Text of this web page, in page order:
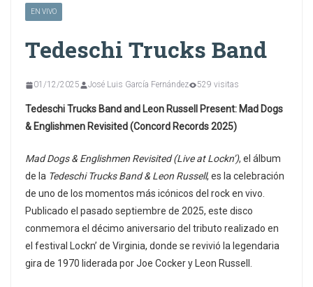
EN VIVO
Tedeschi Trucks Band
01/12/2025 José Luis García Fernández 529 visitas
Tedeschi Trucks Band and Leon Russell Present: Mad Dogs
& Englishmen Revisited (Concord Records 2025)
Mad Dogs & Englishmen Revisited (Live at Lockn’), el álbum
de la Tedeschi Trucks Band & Leon Russell, es la celebración
de uno de los momentos más icónicos del rock en vivo.
Publicado el pasado septiembre de 2025, este disco
conmemora el décimo aniversario del tributo realizado en
el festival Lockn’ de Virginia, donde se revivió la legendaria
gira de 1970 liderada por Joe Cocker y Leon Russell.